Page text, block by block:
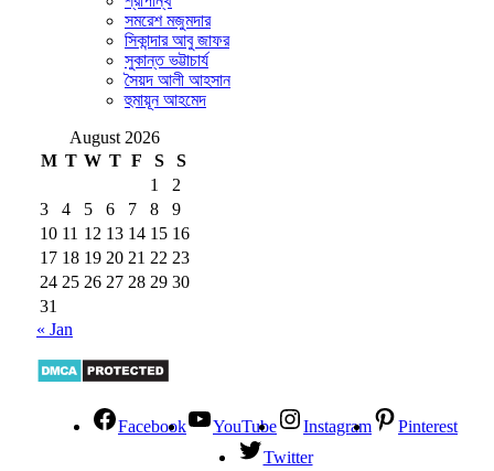
সমরেশ মজুমদার
সিকান্দার আবু জাফর
সুকান্ত ভট্টাচার্য
সৈয়দ আলী আহসান
হুমায়ূন আহমেদ
August 2026
M T W T F S
S
1
2
3
4 5 6 7 8
9
10 11 12 13 14 15 16
17 18 19 20 21 22 23
24 25 26 27 28 29 30
31
« Jan
Facebook YouTube Instagram
Pinterest
Twitter